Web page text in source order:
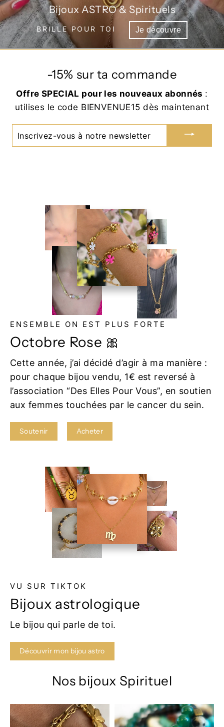
Bijoux ASTRO & Spirituels
BRILLE POUR TOI Je découvre
-15% sur ta commande
Offre SPECIAL pour les nouveaux abonnés :
utilises le code BIENVENUE15 dès maintenant
VOUS
ENSEMBLE ON EST PLUS FORTE
Octobre Rose 🎀
Cette année, j’ai décidé d’agir à ma manière :
pour chaque bijou vendu, 1€ est reversé à
l’association “Des Elles Pour Vous”, en soutien
aux femmes touchées par le cancer du sein.
Soutenir Acheter
VU SUR TIKTOK
Bijoux astrologique
Le bijou qui parle de toi.
Découvrir mon bijou astro
Nos bijoux Spirituel